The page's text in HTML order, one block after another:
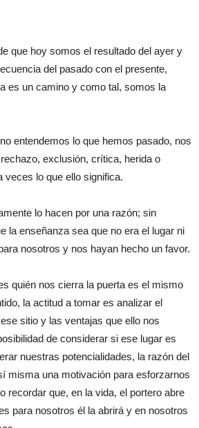
que hoy somos el resultado del ayer y
del pasado con el presente,
es un camino y como tal, somos la
entendemos lo que hemos pasado, nos
exclusión, crítica, herida o
veces lo que ello significa.
lo hacen por una razón; sin
la enseñanza sea que no era el lugar ni
nosotros y nos hayan hecho un favor.
quién nos cierra la puerta es el mismo
la actitud a tomar es analizar el
sitio y las ventajas que ello nos
de considerar si ese lugar es
nuestras potencialidades, la razón del
misma una motivación para esforzarnos
recordar que, en la vida, el portero abre
para nosotros él la abrirá y en nosotros